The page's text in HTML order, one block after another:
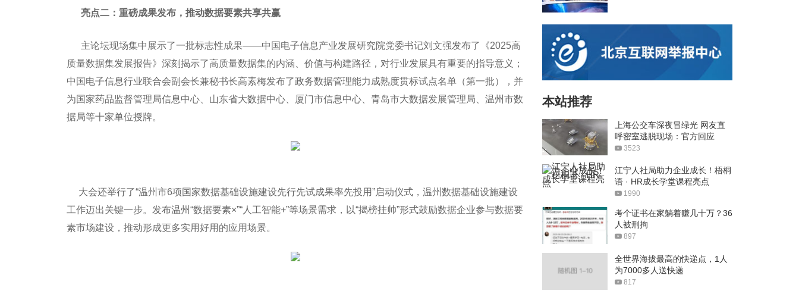
亮点二：重磅成果发布，推动数据要素共享共赢
主论坛现场集中展示了一批标志性成果——中国电子信息产业发展研究院党委书记刘文强发布了《2025高
质量数据集发展报告》深刻揭示了高质量数据集的内涵、价值与构建路径，对行业发展具有重要的指导意义；
中国电子信息行业联合会副会长兼秘书长高素梅发布了政务数据管理能力成熟度贯标试点名单（第一批），并
为国家药品监督管理局信息中心、山东省大数据中心、厦门市信息中心、青岛市大数据发展管理局、温州市数
据局等十家单位授牌。
大会还举行了“温州市6项国家数据基础设施建设先行先试成果率先投用”启动仪式，温州数据基础设施建设
工作迈出关键一步。发布温州“数据要素×”“人工智能+”等场景需求，以“揭榜挂帅”形式鼓励数据企业参与数据要
素市场建设，推动形成更多实用好用的应用场景。
本站推荐
上海公交车深夜冒绿光 网友直
呼密室逃脱现场：官方回应
3523
江宁人社局助力企业成长！梧桐
语 · HR成长学堂课程亮点
1990
考个证书在家躺着赚几十万？36
人被刑拘
897
全世界海拔最高的快递点，1人
为7000多人送快递
817